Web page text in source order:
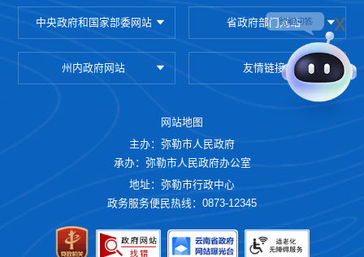
中央政府和国家部委网站 省政府部门网站
州内政府网站 友情链接
网站地图
主办：弥勒市人民政府
承办：弥勒市人民政府办公室
地址：弥勒市行政中心
政务服务便民热线：0873-12345
x